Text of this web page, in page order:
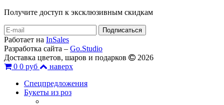
Получите доступ к эксклюзивным скидкам
Работает на InSales
Разработка сайта – Go.Studio
Доставка цветов, шаров и подарков
2026
0 0 руб
наверх
Спецпредложения
Букеты из роз